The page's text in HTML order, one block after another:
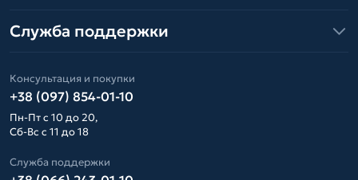
Служба поддержки
Консультация и покупки
+38 (097) 854-01-10
Пн-Пт с 10 до 20,
Сб-Вс с 11 до 18
Служба поддержки